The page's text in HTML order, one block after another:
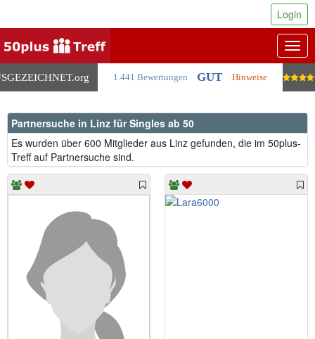
.org 1.441 Bewertungen GUT Hinweise
Login
Partnersuche in Linz für Singles ab 50
Es wurden über 600 Mitglieder aus Linz gefunden, die im 50plus-
Treff auf Partnersuche sind.